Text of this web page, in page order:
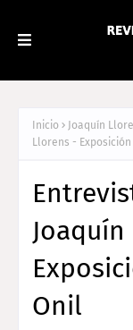
Inicio Joaquín
Llorens -
Onil